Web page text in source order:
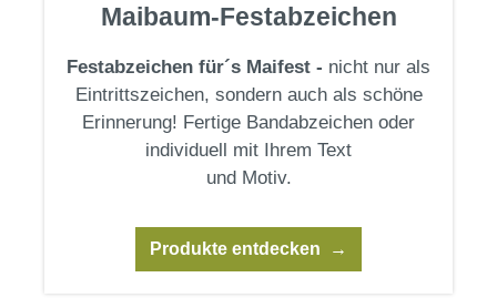
Maibaum-Festabzeichen
Festabzeichen für´s Maifest - nicht nur als
Eintrittszeichen, sondern auch als schöne
Erinnerung! Fertige Bandabzeichen oder
individuell mit Ihrem Text
und Motiv.
Produkte entdecken